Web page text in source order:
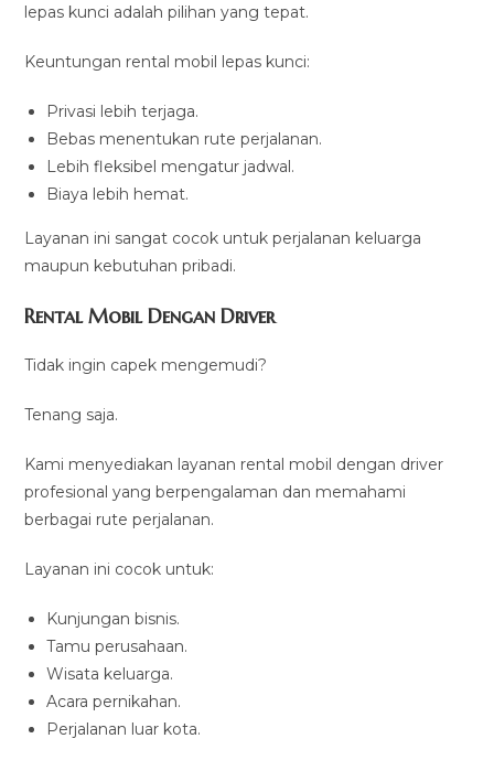
lepas kunci adalah pilihan yang tepat.
Keuntungan rental mobil lepas kunci:
Privasi lebih terjaga.
Bebas menentukan rute perjalanan.
Lebih fleksibel mengatur jadwal.
Biaya lebih hemat.
Layanan ini sangat cocok untuk perjalanan keluarga
maupun kebutuhan pribadi.
Rental Mobil Dengan Driver
Tidak ingin capek mengemudi?
Tenang saja.
Kami menyediakan layanan rental mobil dengan driver
profesional yang berpengalaman dan memahami
berbagai rute perjalanan.
Layanan ini cocok untuk:
Kunjungan bisnis.
Tamu perusahaan.
Wisata keluarga.
Acara pernikahan.
Perjalanan luar kota.